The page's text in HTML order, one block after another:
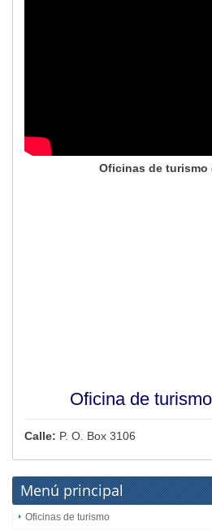
Oficinas de turismo
Oficina de
Calle: P. O. Box 3106
Menú principal
Oficinas de turismo